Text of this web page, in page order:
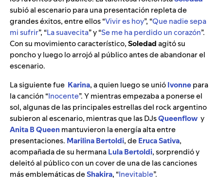
subió al escenario para una presentación repleta de
grandes éxitos, entre ellos “Vivir es hoy”, “Que nadie sepa
mi sufrir”, “La suavecita” y “Se me ha perdido un corazón”.
Con su movimiento característico,Soledadagitó su
poncho y luego lo arrojó al público antes de abandonar el
escenario.
La siguiente fue Karina, a quien luego se unióIvonnepara
la canción “Inocente”. Y mientras empezaba a ponerse el
sol, algunas de las principales estrellas del rock argentino
subieron al escenario, mientras que las DJsQueenflow y
Anita B Queen mantuvieron la energía alta entre
presentaciones. Marilina Bertoldi, deEruca Sativa,
acompañada de su hermanaLula Bertoldi, sorprendió y
deleitó al público con un cover de una de las canciones
más emblemáticas deShakira, “Inevitable”.